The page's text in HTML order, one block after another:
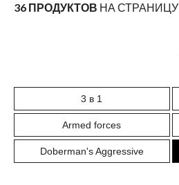
36 ПРОДУКТОВ НА СТРАНИЦУ
3 в 1
Armed forces
Doberman's Aggressive